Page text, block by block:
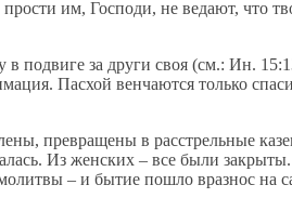
им, Господи, не ведают, что
подвиге за други своя (см.: Ин.
Пасхой венчаются только
превращены в расстрельные
Из женских – все были
– и бытие пошло вразнос на